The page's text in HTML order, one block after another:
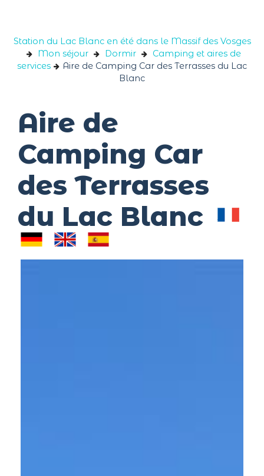
Station du Lac Blanc en été dans le Massif des Vosges
Mon séjour
Dormir
Camping et aires de
services
Aire de Camping Car des Terrasses du Lac
Blanc
Aire de
Camping Car
des Terrasses
du Lac Blanc